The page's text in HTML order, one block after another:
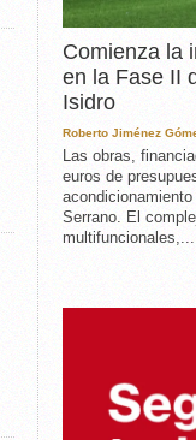
Comienza la
en la Fase II
Isidro
Roberto Jiménez
Las obras,
euros de
Serrano. El
multifuncionales,...